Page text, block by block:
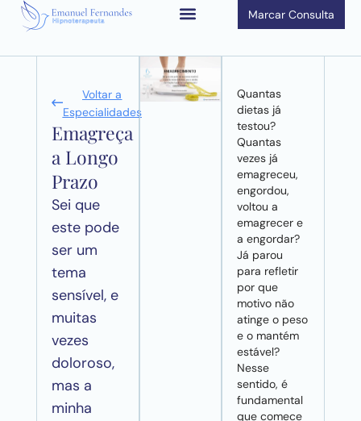
Marcar Consulta
Voltar a
Especialidades
Emagreça
a Longo
Prazo
Sei que
este pode
ser um
tema
sensível, e
muitas
vezes
doloroso,
mas a
minha
Quantas
dietas já
testou?
Quantas
vezes já
emagreceu,
engordou,
voltou a
emagrecer e
a engordar?
Já parou
para refletir
por que
motivo não
atinge o peso
e o mantém
estável?
Nesse
sentido, é
fundamental
que comece